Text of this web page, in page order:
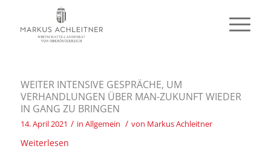
WEITER INTENSIVE GESPRÄCHE, UM
VERHANDLUNGEN ÜBER MAN-ZUKUNFT WIEDER
IN GANG ZU BRINGEN
14. April 2021 / in Allgemein / von Markus Achleitner
Weiterlesen